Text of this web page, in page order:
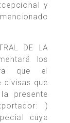
y
DE LA
los
que el
divisas que
presente
i)
cuya